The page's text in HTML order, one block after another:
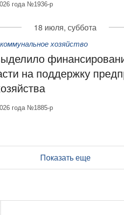
года №1936-р
18 июля, суббота
хозяйство
на поддержку
года №1885-р
Показать еще